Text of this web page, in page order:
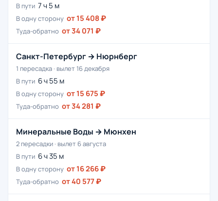
В пути 7 ч 5 м
В одну сторону от 15 408 ₽
Туда-обратно от 34 071 ₽
Санкт-Петербург → Нюрнберг
1 пересадка · вылет 16 декабря
В пути 6 ч 55 м
В одну сторону от 15 675 ₽
Туда-обратно от 34 281 ₽
Минеральные Воды → Мюнхен
2 пересадки · вылет 6 августа
В пути 6 ч 35 м
В одну сторону от 16 266 ₽
Туда-обратно от 40 577 ₽